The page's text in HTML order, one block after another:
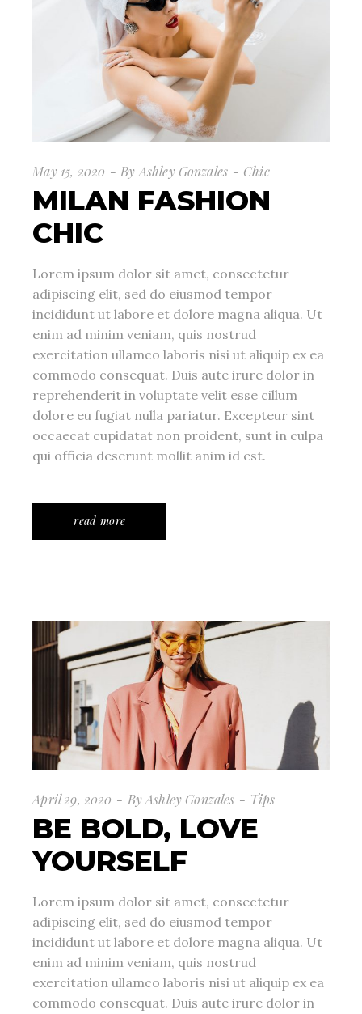
May 15, 2020 By Ashley Gonzales Chic
MILAN FASHION
CHIC
Lorem ipsum dolor sit amet, consectetur
adipiscing elit, sed do eiusmod tempor
incididunt ut labore et dolore magna aliqua. Ut
enim ad minim veniam, quis nostrud
exercitation ullamco laboris nisi ut aliquip ex ea
commodo consequat. Duis aute irure dolor in
reprehenderit in voluptate velit esse cillum
dolore eu fugiat nulla pariatur. Excepteur sint
occaecat cupidatat non proident, sunt in culpa
qui officia deserunt mollit anim id est.
read more
April 29, 2020 ByAshley Gonzales Tips
BE BOLD, LOVE
YOURSELF
Lorem ipsum dolor sit amet, consectetur
adipiscing elit, sed do eiusmod tempor
incididunt ut labore et dolore magna aliqua. Ut
enim ad minim veniam, quis nostrud
exercitation ullamco laboris nisi ut aliquip ex ea
commodo consequat. Duis aute irure dolor in